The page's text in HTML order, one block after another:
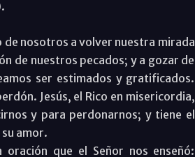
de nosotros a volver nuestra mirada
de nuestros pecados; y a gozar de
ser estimados y gratificados.
Jesús, el Rico en misericordia,
y para perdonarnos; y tiene el
amor.
que el Señor nos enseñó: